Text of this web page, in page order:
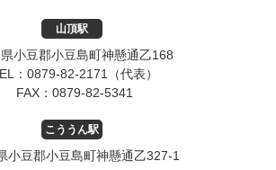
山頂駅
小豆郡小豆島町神懸通乙168
： 0879-82-2171 （代表）
FAX： 0879-82-5341
こううん駅
小豆郡小豆島町神懸通乙327-1